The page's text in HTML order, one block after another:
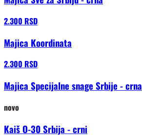
2.300 RSD
Majica Koordinata
2.300 RSD
Majica Specijalne snage Srbije - crna
novo
Kaiš O-30 Srbija - crni